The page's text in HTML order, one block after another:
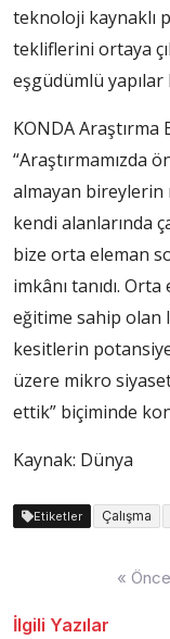
teknoloji kaynaklı
tekliflerini ortaya
eşgüdümlü yapılar
KONDA Araştırma
“Araştırmamızda
almayan bireylerin
kendi alanlarında
bize orta eleman
imkânı tanıdı.
eğitime sahip olan
kesitlerin
üzere mikro
ettik” biçiminde
Kaynak: Dünya
Etiketler Çalışma
«
İlgili Yazılar